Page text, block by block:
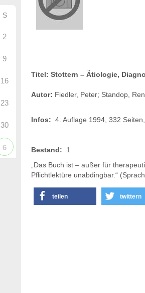
S
2
9
16
23
30
6
Titel: Stottern – Ätiologie,
Autor: Fiedler, Peter; Standop,
Infos: 4. Auflage 1994, 332
Bestand: 1
„Das Buch ist – außer für
Pflichtlektüre unabdingbar.“
teilen twittern